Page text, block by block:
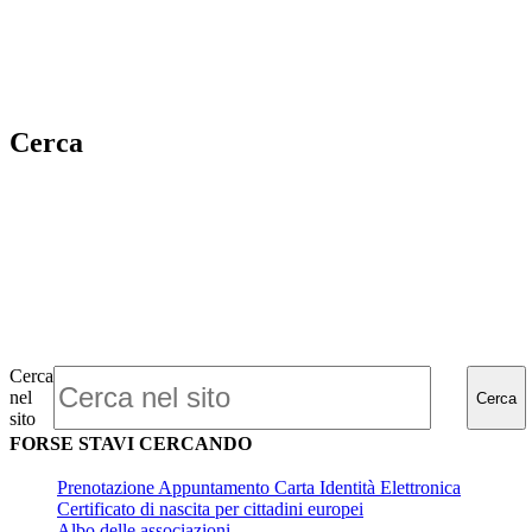
Cerca
Cerca
nel
sito
Cerca
FORSE STAVI CERCANDO
Prenotazione Appuntamento Carta Identità Elettronica
Certificato di nascita per cittadini europei